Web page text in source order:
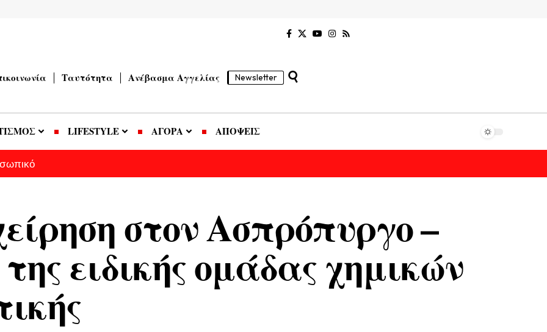
Ταυτότητα Ανέβασμα Αγγελίας Newsletter
LIFESTYLE ΑΓΟΡΑ ΑΠΟΨΕΙΣ
στον Ασπρόπυργο –
ειδικής ομάδας χημικών